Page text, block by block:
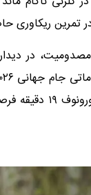
تمرین ریکاوری
در
دقیقه ۸۰ بازی شب گذشته